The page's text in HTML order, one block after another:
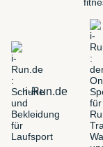
i-Run.de